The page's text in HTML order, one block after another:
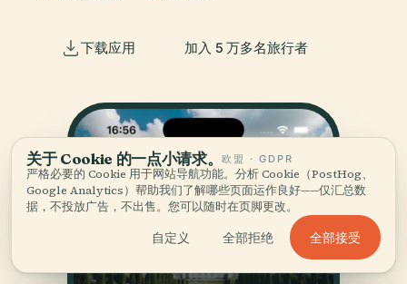
下载应用 加入 5 万多名旅行者
关于 Cookie 的一点小请求。欧盟 · GDPR
严格必要的 Cookie 用于网站导航功能。分析 Cookie（PostHog、
Google Analytics）帮助我们了解哪些页面运作良好——仅汇总数
据，不投放广告，不出售。您可以随时在页脚更改。
自定义 全部拒绝 全部接受